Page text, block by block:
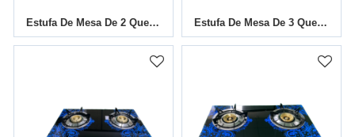
Estufa De Mesa De 2 Quemadores TGB-201SS Estufa De Mesa De 3 Quemadores TGB-306SB